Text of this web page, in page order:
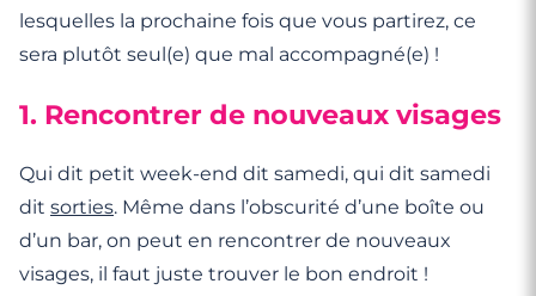
lesquelles la prochaine fois que vous partirez, ce
sera plutôt seul(e) que mal accompagné(e) !
1. Rencontrer de nouveaux visages
Qui dit petit week-end dit samedi, qui dit samedi
dit sorties. Même dans l’obscurité d’une boîte ou
d’un bar, on peut en rencontrer de nouveaux
visages, il faut juste trouver le bon endroit !